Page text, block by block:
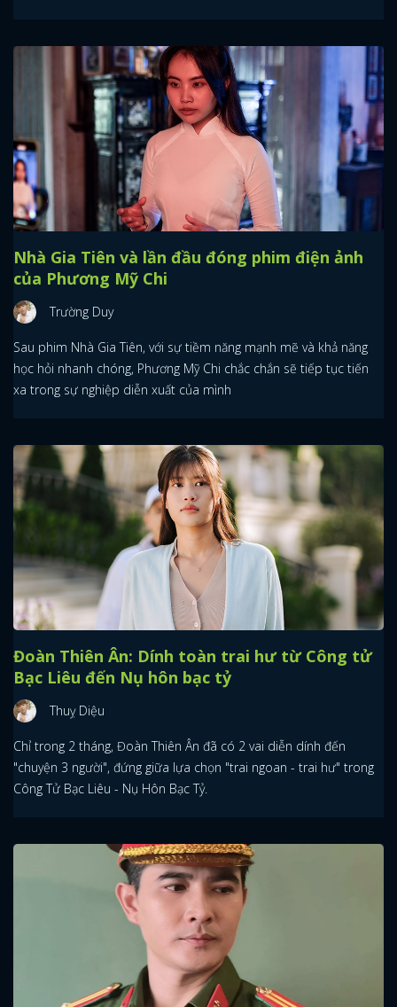
Nhà Gia Tiên và lần đầu đóng phim điện ảnh
của Phương Mỹ Chi
Trường Duy
Sau phim Nhà Gia Tiên, với sự tiềm năng mạnh mẽ và khả năng
học hỏi nhanh chóng, Phương Mỹ Chi chắc chắn sẽ tiếp tục tiến
xa trong sự nghiệp diễn xuất của mình
Đoàn Thiên Ân: Dính toàn trai hư từ Công tử
Bạc Liêu đến Nụ hôn bạc tỷ
Thuỵ Diệu
Chỉ trong 2 tháng, Đoàn Thiên Ân đã có 2 vai diễn dính đến
"chuyện 3 người", đứng giữa lựa chọn "trai ngoan - trai hư" trong
Công Tử Bạc Liêu - Nụ Hôn Bạc Tỷ.